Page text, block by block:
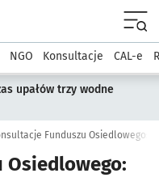
Rozmawia
NGO Konsultacje CAL-e
upałów trzy wodne
Funduszu Osiedlowego:
Osiedlowego: